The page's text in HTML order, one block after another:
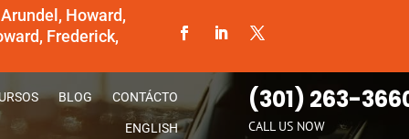
Howard,
Frederick,
BLOG CONTÁCTO
ENGLISH
(301) 263-
CALL US NOW